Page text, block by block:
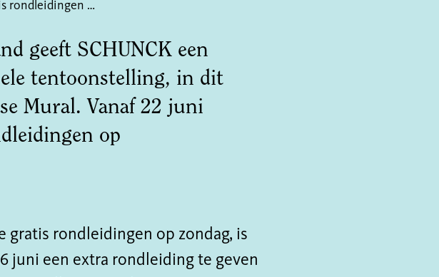
Nu ook gratis rondleidingen op woensdag
geeft SCHUNCK een
tentoonstelling, in dit
Mural. Vanaf 22 juni
op
gratis rondleidingen op zondag, is
juni een extra rondleiding te geven